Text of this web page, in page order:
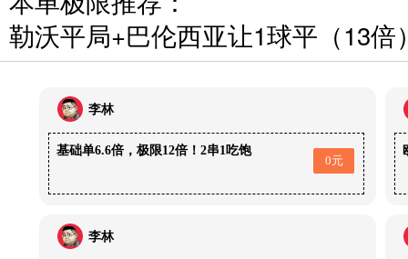
勒沃平局+巴伦西亚让1球平（13倍
李林
基础单6.6倍，极限12倍！2串1吃饱
0元
李林